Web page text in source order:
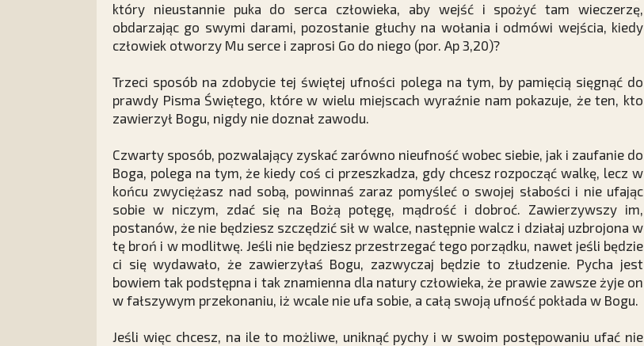
który nieustannie puka do serca człowieka, aby wejść i spożyć tam wieczerzę,
obdarzając go swymi darami, pozostanie głuchy na wołania i odmówi wejścia, kiedy
człowiek otworzy Mu serce i zaprosi Go do niego (por. Ap 3,20)?
Trzeci sposób na zdobycie tej świętej ufności polega na tym, by pamięcią sięgnąć do
prawdy Pisma Świętego, które w wielu miejscach wyraźnie nam pokazuje, że ten, kto
zawierzył Bogu, nigdy nie doznał zawodu.
Czwarty sposób, pozwalający zyskać zarówno nieufność wobec siebie, jak i zaufanie do
Boga, polega na tym, że kiedy coś ci przeszkadza, gdy chcesz rozpocząć walkę, lecz w
końcu zwyciężasz nad sobą, powinnaś zaraz pomyśleć o swojej słabości i nie ufając
sobie w niczym, zdać się na Bożą potęgę, mądrość i dobroć. Zawierzywszy im,
postanów, że nie będziesz szczędzić sił w walce, następnie walcz i działaj uzbrojona w
tę broń i w modlitwę. Jeśli nie będziesz przestrzegać tego porządku, nawet jeśli będzie
ci się wydawało, że zawierzyłaś Bogu, zazwyczaj będzie to złudzenie. Pycha jest
bowiem tak podstępna i tak znamienna dla natury człowieka, że prawie zawsze żyje on
w fałszywym przekonaniu, iż wcale nie ufa sobie, a całą swoją ufność pokłada w Bogu.
Jeśli więc chcesz, na ile to możliwe, uniknąć pychy i w swoim postępowaniu ufać nie